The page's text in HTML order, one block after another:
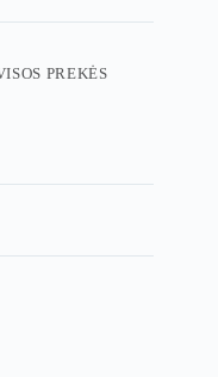
PREKĖS